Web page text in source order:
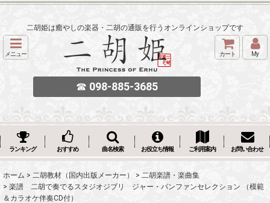
二胡姫は癒やしの楽器・二胡の通販を行うオンラインショップです
メニュー
☎ 098-885-3685
カート My
ランキング おすすめ 曲名検索 お役立ち情報 ご利用案内 お問い合わせ
ホーム > 二胡教材（国内出版メーカー） > 二胡楽譜・楽曲集
> 楽譜 二胡で奏でるスタジオジブリ ジャー・パンファンセレクション （模範
＆カラオケ伴奏CD付）